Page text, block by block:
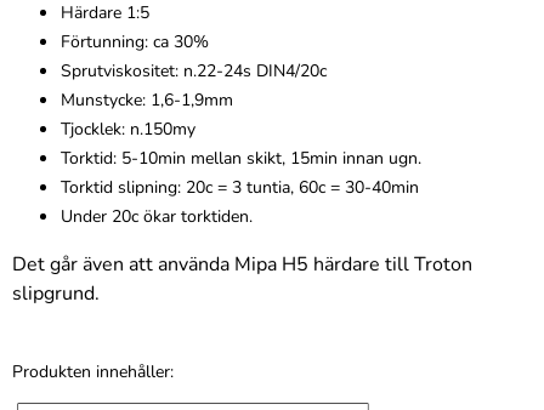
Härdare 1:5
Förtunning: ca 30%
Sprutviskositet: n.22-24s DIN4/20c
Munstycke: 1,6-1,9mm
Tjocklek: n.150my
Torktid: 5-10min mellan skikt, 15min innan ugn.
Torktid slipning: 20c = 3 tuntia, 60c = 30-40min
Under 20c ökar torktiden.
Det går även att använda Mipa H5 härdare till Troton
slipgrund.
Produkten innehåller: